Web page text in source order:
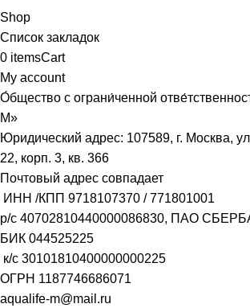
Shop
Список закладок
0 itemsCart
My account
О́бщество с ограни́ченной
М»
Юридический адрес: 107589, г. Москва,
22, корп. 3, кв. 366
Почтовый адрес совпадает
ИНН /КПП 9718107370 /771801001
р/с 40702810440000086830, ПАО
БИК 044525225
к/с 30101810400000000225
ОГРН 1187746686071
aqualife-m@mail.ru